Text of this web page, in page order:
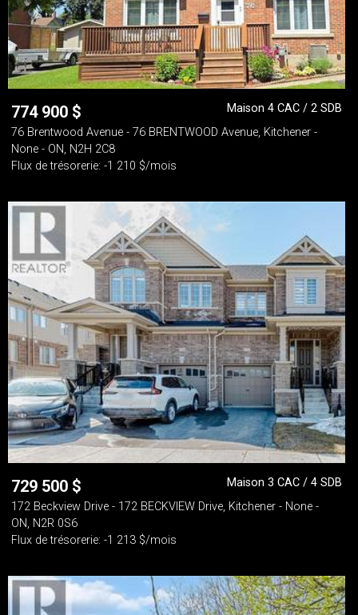
774 900 $
Maison 4 CAC / 2 SDB
76 Brentwood Avenue - 76 BRENTWOOD Avenue, Kitchener -
None - ON, N2H 2C8
Flux de trésorerie: -1 210 $/mois
729 500 $
Maison 3 CAC / 4 SDB
172 Beckview Drive - 172 BECKVIEW Drive, Kitchener - None -
ON, N2R 0S6
Flux de trésorerie: -1 213 $/mois